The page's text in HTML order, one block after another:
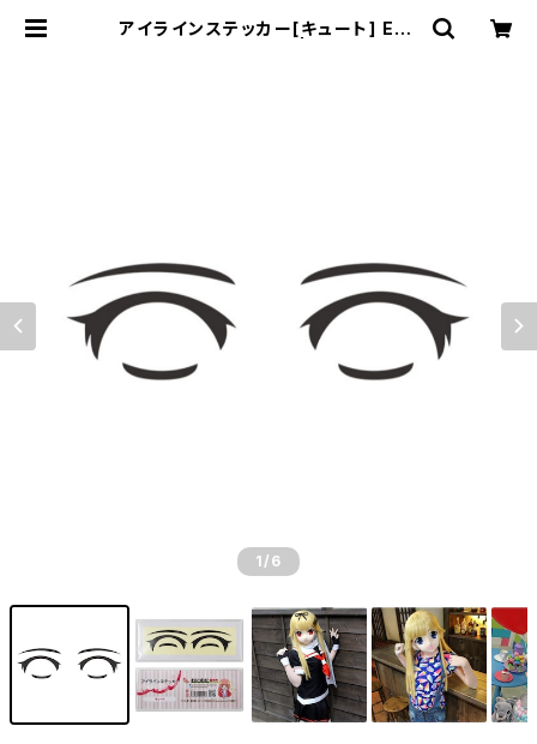
アイラインステッカー[キュート] Eye
1 /6